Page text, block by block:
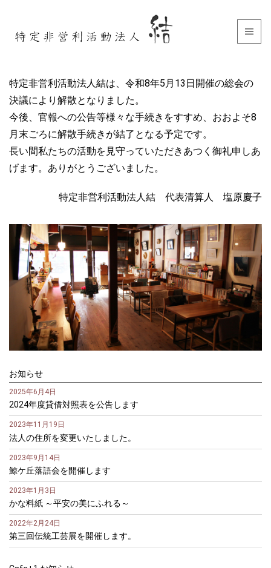
特定非営利活動法人結は、令和8年5月13日開催の総会の
決議により解散となりました。
今後、官報への公告等様々な手続きをすすめ、おおよそ8
月末ごろに解散手続きが結了となる予定です。
長い間私たちの活動を見守っていただきあつく御礼申しあ
げます。ありがとうございました。
特定非営利活動法人結 代表清算人 塩原慶子
お知らせ
2025年6月4日
2024年度貸借対照表を公告します
2023年11月19日
法人の住所を変更いたしました。
2023年9月14日
鯨ケ丘落語会を開催します
2023年1月3日
かな料紙 ～平安の美にふれる～
2022年2月24日
第三回伝統工芸展を開催します。